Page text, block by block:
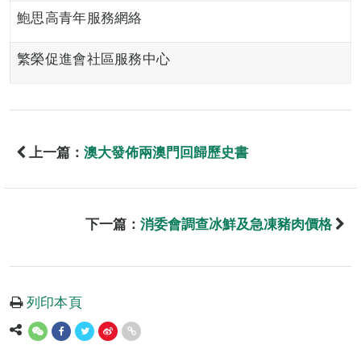
鮑思高青年服務網絡
繁榮促進會社區服務中心
上一篇： 澳大發佈兩澳門回歸歷史書
下一篇： 消委會調查冰鮮及急凍豬肉價格
列印本頁